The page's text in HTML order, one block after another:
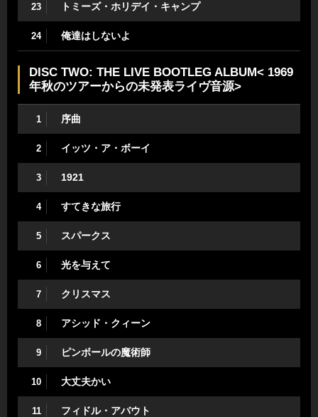
23 トミーズ・ホリデイ・キャンプ
24 俺達はしないよ
DISC TWO: THE LIVE BOOTLEG ALBUM< 1969
年秋のツアーからの未発表ライヴ音源>
1 序曲
2 イッツ・ア・ボーイ
3 1921
4 すてきな旅行
5 スパークス
6 光を与えて
7 クリスマス
8 アシッド・クィーン
9 ピンボールの魔術師
10 大丈夫かい
11 フィドル・アバウト